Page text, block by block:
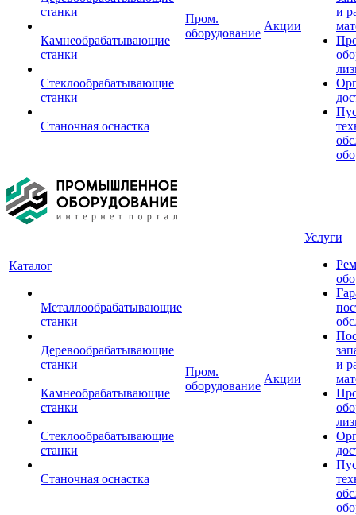
станки
Камнеобрабатывающие
станки
Стеклообрабатывающие
станки
Станочная оснастка
Пром.
оборудование
Акции
и
Каталог
Металлообрабатывающие
станки
Деревообрабатывающие
станки
Камнеобрабатывающие
станки
Стеклообрабатывающие
станки
Станочная оснастка
Пром.
оборудование
Акции
Услуги
и